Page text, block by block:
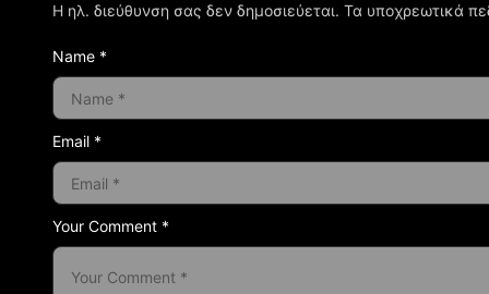
Η ηλ. διεύθυνση σας δεν δημοσιεύεται. Τα υποχρεωτικά
Your Comment *
Name *
Email *